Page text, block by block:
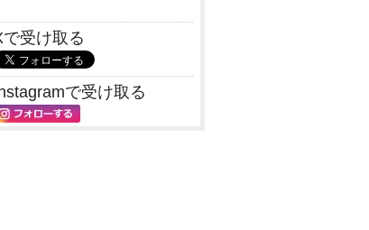
で受け取る
で受け取る